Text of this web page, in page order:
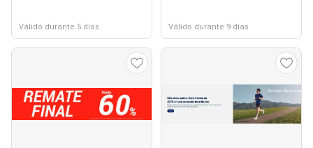
Válido durante 5 días Válido durante 9 días